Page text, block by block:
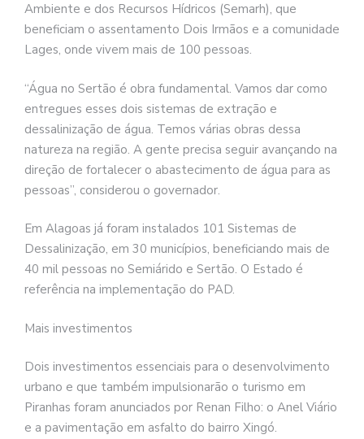
Ambiente e dos Recursos Hídricos (Semarh), que
beneficiam o assentamento Dois Irmãos e a comunidade
Lages, onde vivem mais de 100 pessoas.
“Água no Sertão é obra fundamental. Vamos dar como
entregues esses dois sistemas de extração e
dessalinização de água. Temos várias obras dessa
natureza na região. A gente precisa seguir avançando na
direção de fortalecer o abastecimento de água para as
pessoas”, considerou o governador.
Em Alagoas já foram instalados 101 Sistemas de
Dessalinização, em 30 municípios, beneficiando mais de
40 mil pessoas no Semiárido e Sertão. O Estado é
referência na implementação do PAD.
Mais investimentos
Dois investimentos essenciais para o desenvolvimento
urbano e que também impulsionarão o turismo em
Piranhas foram anunciados por Renan Filho: o Anel Viário
e a pavimentação em asfalto do bairro Xingó.